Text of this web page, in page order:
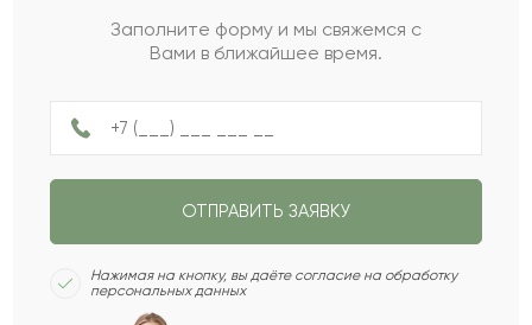
Нила
А Алихан
Илларион
Заполните форму и мы свяжемся с
Вами в ближайшее время.
ОТПРАВИТЬ ЗАЯВКУ
Нажимая на кнопку, вы даёте согласие на обработку
персональных данных